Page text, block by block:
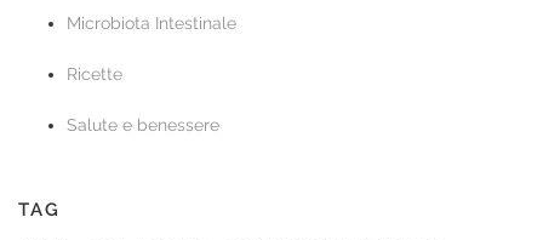
Microbiota Intestinale
Ricette
Salute e benessere
TAG